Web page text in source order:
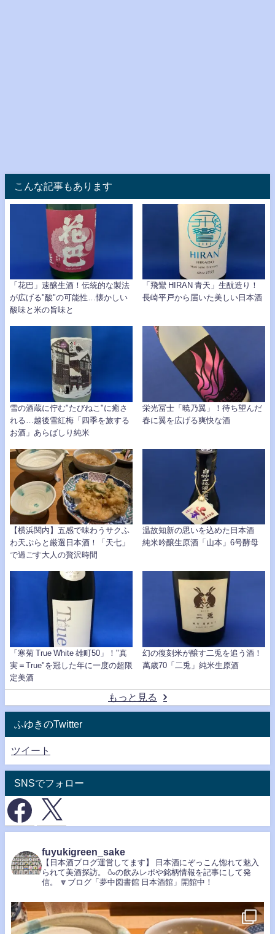
こんな記事もあります
「花巴」速醸生酒！伝統的な製法
が広げる"酸"の可能性…懐かしい
酸味と米の旨味と
「飛鸞 HIRAN 青天」生酛造り！
長崎平戸から届いた美しい日本酒
雪の酒蔵に佇む"たびねこ"に癒さ
れる…越後雪紅梅「四季を旅する
お酒」あらばしり純米
栄光冨士「暁乃翼」！待ち望んだ
春に翼を広げる爽快な酒
【横浜関内】五感で味わうサクふ
わ天ぷらと厳選日本酒！「天七」
で過ごす大人の贅沢時間
温故知新の思いを込めた日本酒
純米吟醸生原酒「山本」6号酵母
「寒菊 True White 雄町50」！"真
実＝True"を冠した年に一度の超限
定美酒
幻の復刻米が醸す二兎を追う酒！
萬歳70「二兎」純米生原酒
もっと見る
ふゆきのTwitter
ツイート
SNSでフォロー
fuyukigreen_sake
【日本酒ブログ運営してます】
日本酒にぞっこん惚れて魅入
られて美酒探訪。
🍶の飲みレポや銘柄情報を記事にして発
信。
🔽ブログ「夢中図書館 日本酒館」開館中！